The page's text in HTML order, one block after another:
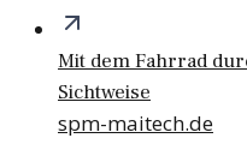
Mit dem Fahrrad
Sichtweise
spm-maitech.de